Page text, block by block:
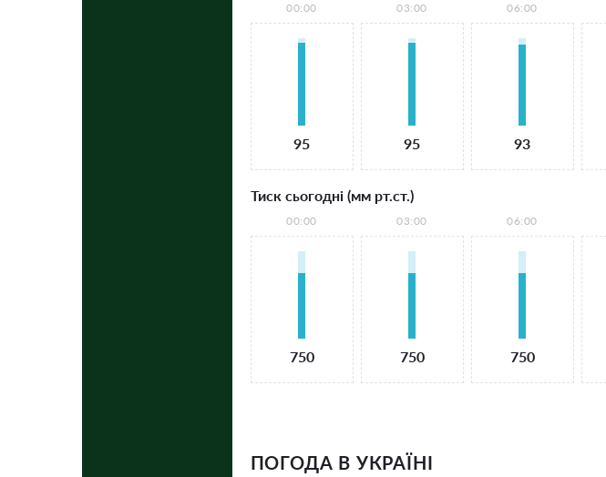
00:00
95
03:00
95
06:00
93
Тиск сьогодні (мм рт.ст.)
00:00
750
03:00
750
06:00
750
ПОГОДА В УКРАЇНІ